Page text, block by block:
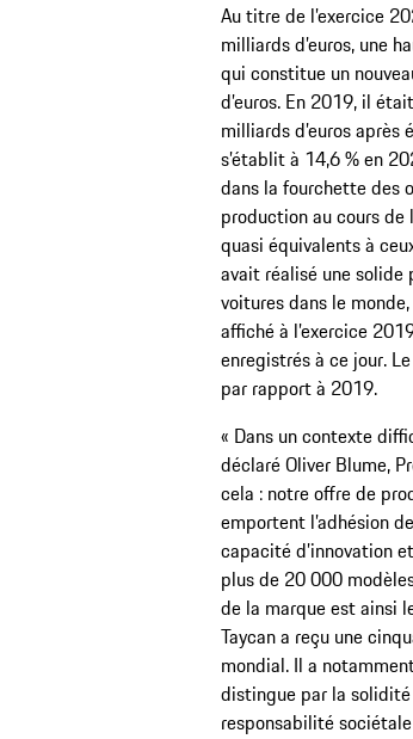
Au titre de l’exercice
milliards d’euros, une
qui constitue un
d’euros. En 2019, il
milliards d’euros
s’établit à 14,6 % en
dans la fourchette des
production au cours de
quasi équivalents à
avait réalisé une solide
voitures dans le
affiché à l’exercice
enregistrés à ce jour.
par rapport à 2019.
« Dans un contexte
déclaré Oliver Blume,
cela : notre offre de
emportent l’adhésion
capacité d’innovation
plus de 20 000
de la marque est ainsi
Taycan a reçu une
mondial. Il a
distingue par la
responsabilité